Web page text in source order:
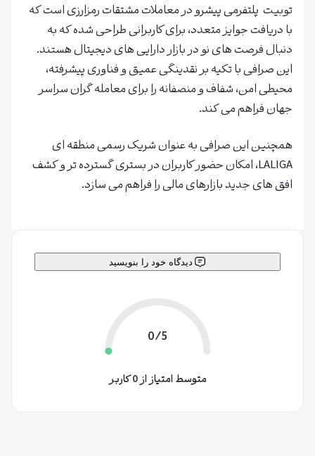
توبیت پلتفرمی پیشرو در معاملات مشتقات رمزارزی است که
با دریافت جوایز متعدد، برای کاربرانی طراحی شده که به
دنبال فرصت های نو در بازار دارایی های دیجیتال هستند.
این صرافی با تکیه بر نقدینگی عمیق و فناوری پیشرفته،
محیطی امن، شفاف و منصفانه را برای معامله گران سراسر
جهان فراهم می کند.
همچنین این صرافی به عنوان شریک رسمی منطقه ای
LALIGA، امکان حضور کاربران در بستری گسترده تر و کشف
افق های جدید بازارهای مالی را فراهم می سازد.
دیدگاه خود را بنویسید
0/5
متوسط امتیاز از 0 کاربر